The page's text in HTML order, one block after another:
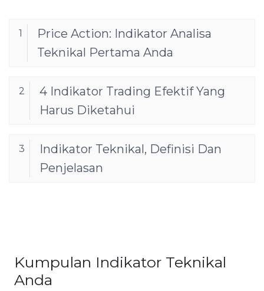
1
Price Action: Indikator Analisa
Teknikal Pertama Anda
2
4 Indikator Trading Efektif Yang
Harus Diketahui
3
Indikator Teknikal, Definisi Dan
Penjelasan
Kumpulan Indikator Teknikal
Anda